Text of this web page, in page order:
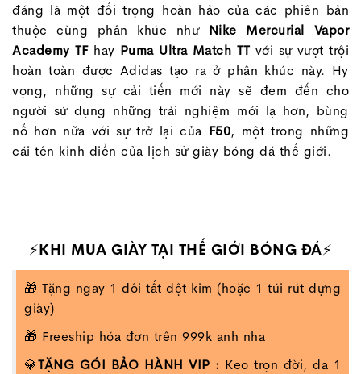
đáng là một đối trọng hoàn hảo của các phiên bản
thuộc cùng phân khúc như Nike Mercurial Vapor
Academy TFhay Puma Ultra Match TTvới sự vượt trội
hoàn toàn được Adidas tạo ra ở phân khúc này. Hy
vọng, những sự cải tiến mới này sẽ đem đến cho
người sử dụng những trải nghiệm mới lạ hơn, bùng
nổ hơn nữa với sự trở lại của F50, một trong những
cái tên kinh điển của lịch sử giày bóng đá thế giới.
⚡KHI MUA GIÀY TẠI THẾ GIỚI BÓNG ĐÁ⚡
🎁 Tặng ngay 1 đôi tất dệt kim (hoặc 1 túi rút đựng
giày)
🎁 Freeship hóa đơn trên 999k anh nha
💎TẶNG GÓI BẢO HÀNH VIP : Keo trọn đời, da 1